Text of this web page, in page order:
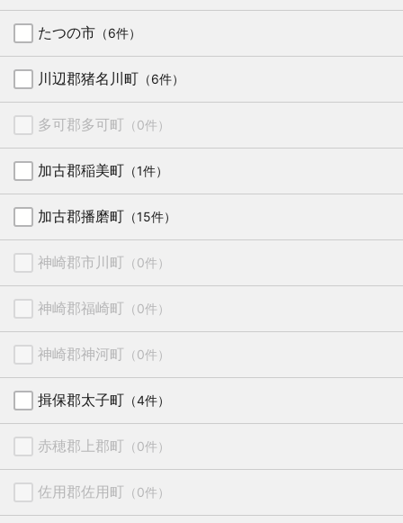
たつの市 （6件）
川辺郡猪名川町 （6件）
多可郡多可町 （0件）
加古郡稲美町 （1件）
加古郡播磨町 （15件）
神崎郡市川町 （0件）
神崎郡福崎町 （0件）
神崎郡神河町 （0件）
揖保郡太子町 （4件）
赤穂郡上郡町 （0件）
佐用郡佐用町 （0件）